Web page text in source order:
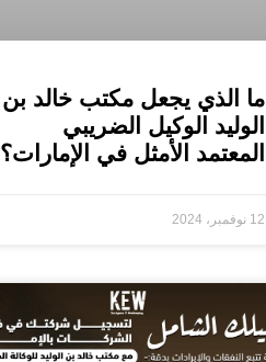
ما الذي يجعل مكتب خالد بن
الوليد الوكيل الضريبي
المعتمد الأمثل في الإمارات؟
12 نوفمبر، 2024